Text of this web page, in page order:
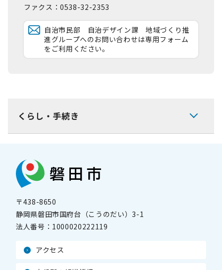
ファクス：0538-32-2353
自治市民部 自治デザイン課 地域づくり推
進グループへのお問い合わせは専用フォーム
をご利用ください。
くらし・手続き
〒438-8650
静岡県磐田市国府台（こうのだい）3-1
法人番号： 1000020222119
アクセス